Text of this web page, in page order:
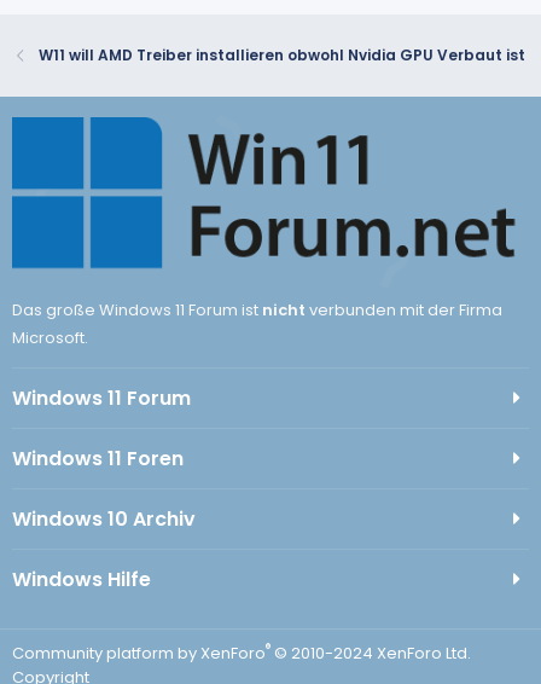
W11 will AMD Treiber installieren obwohl Nvidia GPU Verbaut ist
Das große Windows 11 Forum ist nicht verbunden mit der Firma
Microsoft.
Windows 11 Forum
Windows 11 Foren
Windows 10 Archiv
Windows Hilfe
Community platform by XenForo® © 2010-2024 XenForo Ltd.
Copyright